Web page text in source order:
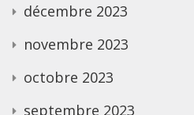
décembre 2023
novembre 2023
octobre 2023
septembre 2023